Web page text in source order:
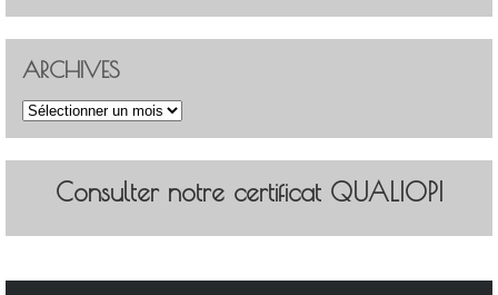
ARCHIVES
Archives
Consulter notre certificat QUALIOPI